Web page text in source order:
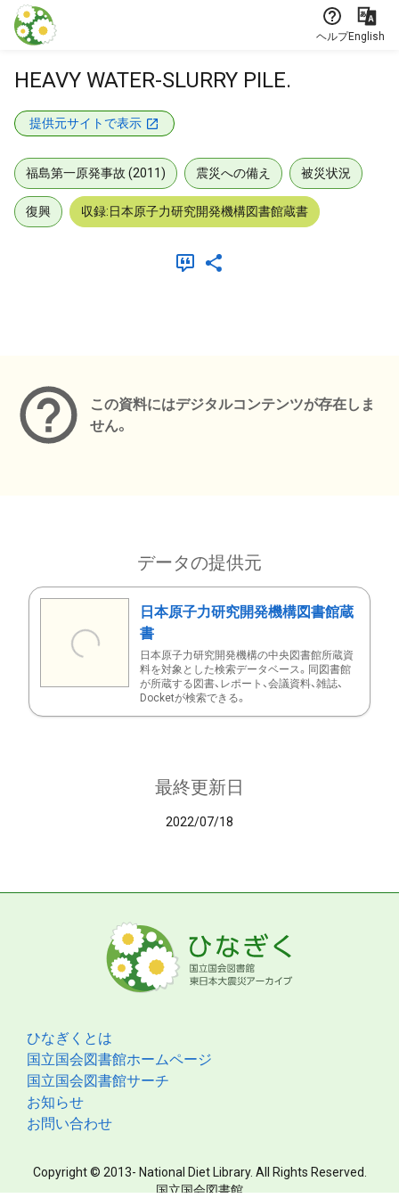
本文に飛ぶ
ヘルプEnglish
HEAVY WATER-SLURRY PILE.
提供元サイトで表示
福島第一原発事故 (2011) 震災への備え 被災状況
復興 収録:日本原子力研究開発機構図書館蔵書
この資料にはデジタルコンテンツが存在しま
せん。
データの提供元
日本原子力研究開発機構図書館蔵
書
日本原子力研究開発機構の中央図書館所蔵資
料を対象とした検索データベース。同図書館
が所蔵する図書、レポート、会議資料、雑誌、
Docketが検索できる。
最終更新日
2022/07/18
ひなぎくとは
国立国会図書館ホームページ
国立国会図書館サーチ
お知らせ
お問い合わせ
Copyright © 2013- National Diet Library. All Rights Reserved.